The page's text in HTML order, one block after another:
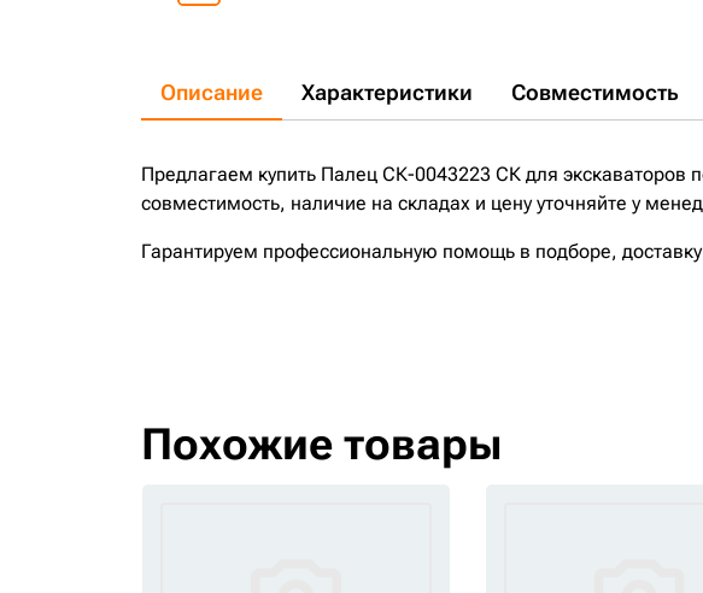
Описание Характеристики Совместимость
Предлагаем купить Палец СК-0043223 СК для
совместимость, наличие на складах и цену уточняйте у
Гарантируем профессиональную помощь в подборе,
Похожие товары